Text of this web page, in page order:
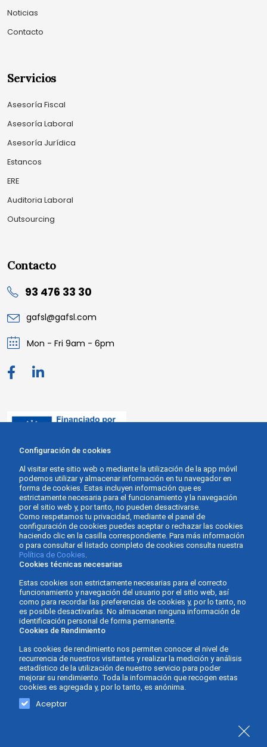
Noticias
Contacto
Servicios
Asesoría Fiscal
Asesoría Laboral
Asesoría Jurídica
Estancos
ERE
Auditoria Laboral
Outsourcing
Contacto
93 476 33 30
gafsl@gafsl.com
Mon - Fri 9am - 6pm
Gabinete Asesor Fernàndez - Asesoría de empresas ©
2026 -
Política de Privacidad
Configuración de cookies
Al visitar este sitio web o mediante la utilización de la app móvil
podemos utilizar y almacenar información en tu navegador en
forma de cookies. Estas incluyen información que es
estrictamente necesaria para el funcionamiento y la navegación
por el sitio web y, por tanto, no pueden desactivarse.
Como respetamos tu privacidad, mediante el panel de
configuración de cookies puedes aceptar o rechazar las cookies
haciendo clic en la casilla correspondiente. Para más información
o para consultar el listado completo de cookies consulta nuestra
Política de Cookies.
Cookies técnicas necesarias
Estas cookies son estrictamente necesarias para el correcto
funcionamiento y navegación del usuario por el sitio web, así
como para recordar las preferencias de cookies y, por lo tanto, no
es posible desactivarlas. No almacenan ninguna información de
identificación personal de forma permanente.
Cookies de Rendimiento
Las cookies de rendimiento nos permiten conocer el nivel de
recurrencia de nuestros visitantes y realizar la medición y análisis
estadístico de la utilización de nuestro servicio para poder
mejorar su rendimiento. Toda la información que recogen estas
cookies es agregada y, por lo tanto, es anónima.
Aceptar